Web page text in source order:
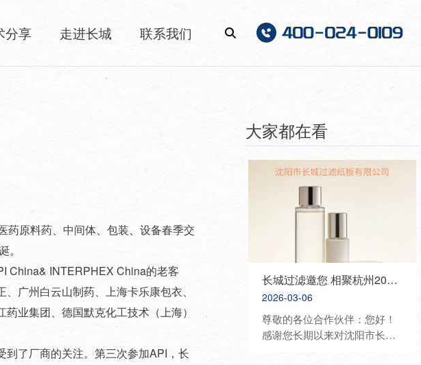
分享 走进长城 联系我们
原料药、中间体、包装、设备春季交
China& INTERPHEX China的老客
广州白云山制药、上海卡乐康包衣、
业集团、德国默克化工技术（上海）
了厂商的关注。第三次参加API，长
大家都在看
长城过滤邀您 相聚杭州2026 PCHI中国化妆品原料展，携手共创美好未来！
2026-03-06
尊敬的各位合作伙伴：您好！
感谢您长期以来对沈阳市长城